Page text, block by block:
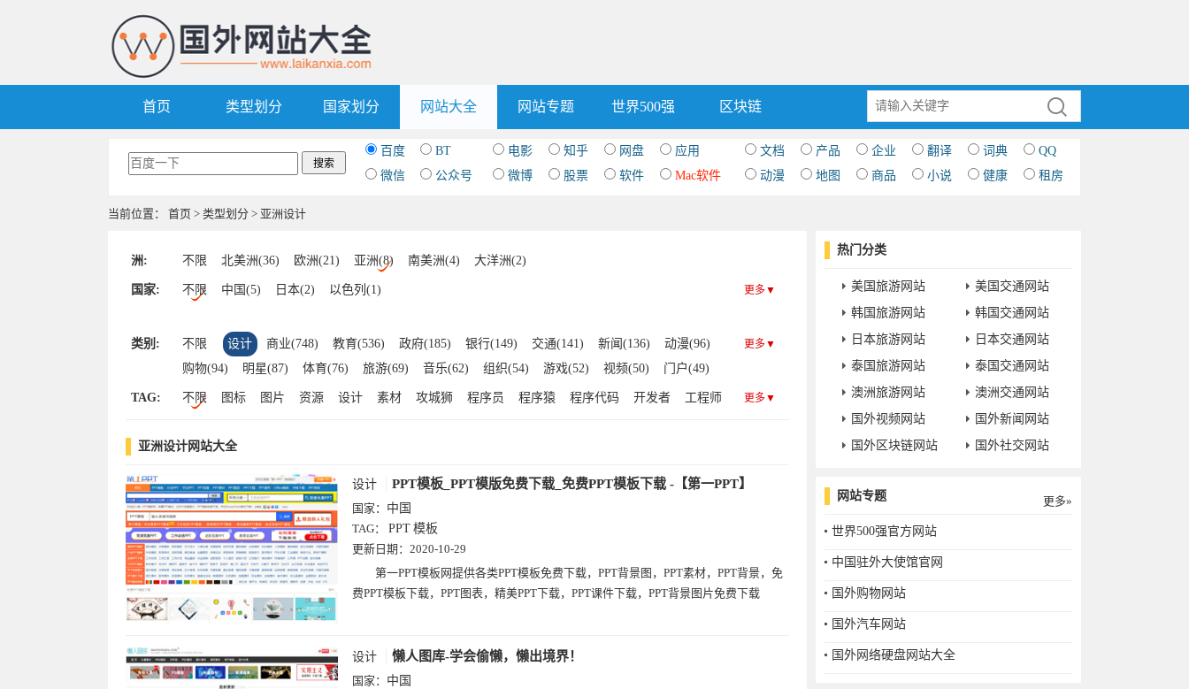
首页 类型划分 国家划分 网站大全 网站专题 世界500强 区块链
百度 BT 电影 知乎 网盘 应用 文档 产品 企业 翻译 词典
QQ
微信
公众号 微博 股票 软件 Mac软件 动漫 地图 商品 小说 健康 租房
当前位置： 首页 > 类型划分 > 亚洲设计
洲: 不限 北美洲(36) 欧洲(21) 亚洲(8) 南美洲(4) 大洋洲(2)
国家: 不限 中国(5) 日本(2) 以色列(1) 更多▼
类别: 不限 设计 商业(748) 教育(536) 政府(185) 银行(149) 交通(141) 新闻(136)
动漫(96)
购物(94)
明星(87) 体育(76) 旅游(69) 音乐(62) 组织(54) 游戏(52) 视频(50)
门户(49)
汽车(42)
区块链(41) 其他(39) 美食(39) 房产(26) IT(22) 社交(21) 杂志(20)
健康(19)
博客(11)
更多▼
TAG: 不限 图标 图片 资源 设计 素材 攻城狮 程序员 程序猿 程序代码 开发者
工程师
海报
航运
ppt
更多▼
亚洲设计网站大全
设计 PPT模板_PPT模版免费下载_免费PPT模板下载 -【第一PPT】
国家： 中国
TAG： PPT 模板
更新日期： 2020-10-29
第一PPT模板网提供各类PPT模板免费下载，PPT背景图，PPT素材，PPT背景，免
费PPT模板下载，PPT图表，精美PPT下载，PPT课件下载，PPT背景图片免费下载
设计 懒人图库-学会偷懒，懒出境界！
国家： 中国
热门分类
美国旅游网站
美国交通网站
韩国旅游网站
韩国交通网站
日本旅游网站
日本交通网站
泰国旅游网站
泰国交通网站
澳洲旅游网站
澳洲交通网站
国外视频网站
国外新闻网站
国外区块链网站
国外社交网站
网站专题 更多»
世界500强官方网站
中国驻外大使馆官网
国外购物网站
国外汽车网站
国外网络硬盘网站大全